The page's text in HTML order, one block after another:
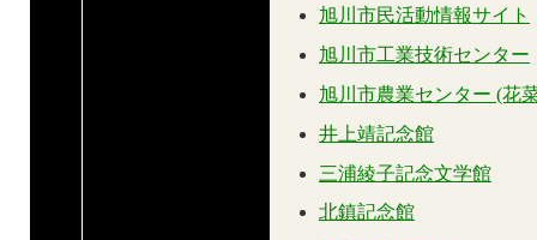
旭川市民活動情報サイト
旭川市工業技術センター
旭川市農業センター (花
井上靖記念館
三浦綾子記念文学館
北鎮記念館